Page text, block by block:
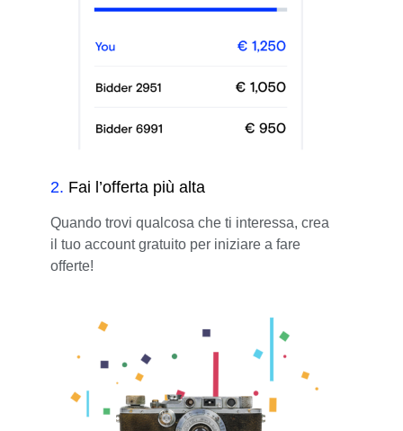
2. Fai l’offerta più alta
Quando trovi qualcosa che ti interessa, crea
il tuo account gratuito per iniziare a fare
offerte!